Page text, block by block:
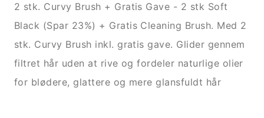
2 stk. Curvy Brush + Gratis Gave - 2 stk Soft
Black (Spar 23%) + Gratis Cleaning Brush. Med 2
stk. Curvy Brush inkl. gratis gave. Glider gennem
filtret hår uden at rive og fordeler naturlige olier
for blødere, glattere og mere glansfuldt hår